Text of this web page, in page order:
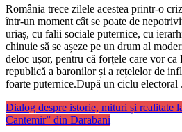
România trece zilele acestea printr-o
într-un moment cât se poate de
uriaș, cu falii sociale puternice, cu
chinuie să se așeze pe un drum al
deloc ușor, pentru că forțele care vor ca
republică a baronilor și a rețelelor de
foarte puternice.După un ciclu electoral
Dialog despre istorie, mituri și realitate
Cantemir” din Darabani